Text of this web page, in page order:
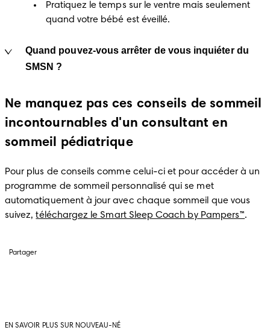
Pratiquez le temps sur le ventre mais seulement
quand votre bébé est éveillé.
Quand pouvez-vous arrêter de vous inquiéter du
SMSN ?
Ne manquez pas ces conseils de sommeil
incontournables d'un consultant en
sommeil pédiatrique
Pour plus de conseils comme celui-ci et pour accéder à un
programme de sommeil personnalisé qui se met
automatiquement à jour avec chaque sommeil que vous
suivez, téléchargez le Smart Sleep Coach by Pampers™.
Partager
EN SAVOIR PLUS SUR NOUVEAU-NÉ